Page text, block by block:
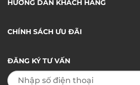
HƯỚNG DẪN KHÁCH HÀNG
CHÍNH SÁCH ƯU ĐÃI
ĐĂNG KÝ TƯ VẤN